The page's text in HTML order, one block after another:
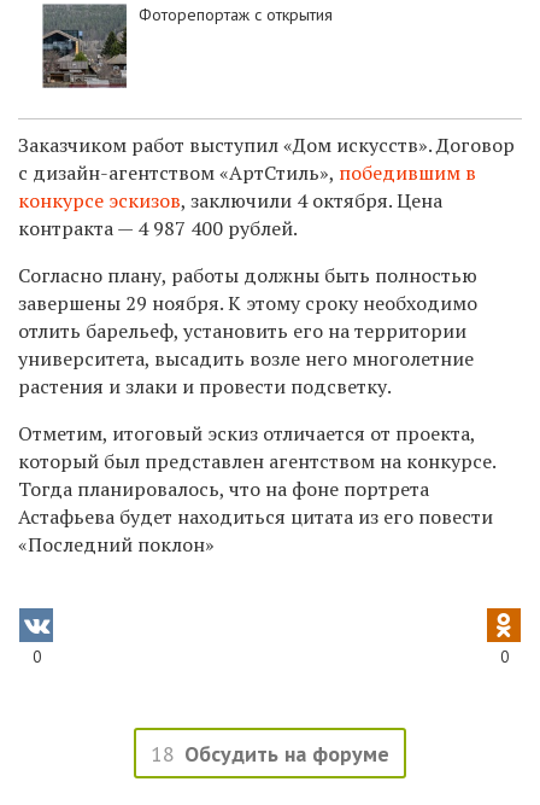
Фоторепортаж с открытия
Заказчиком работ выступил «Дом искусств». Договор
с дизайн-агентством«АртСтиль», победившим в
конкурсе эскизов, заключили 4 октября. Цена
контракта — 4 987 400 рублей.
Согласно плану, работы должны быть полностью
завершены 29 ноября. К этому сроку необходимо
отлить барельеф, установить его на территории
университета, высадить возле него многолетние
растения и злаки и провести подсветку.
Отметим, итоговый эскиз отличается от проекта,
который был представлен агентством на конкурсе.
Тогда планировалось, что на фоне портрета
Астафьева будет находиться цитата из его повести
«Последний поклон»
0 0
18 Обсудить на форуме